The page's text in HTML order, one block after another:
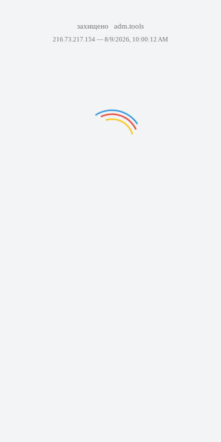
захищено adm.tools
216.73.217.154 — 8/9/2026, 10:00:12 AM